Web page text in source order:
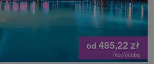
od 485,22 zł
/noc/osoba